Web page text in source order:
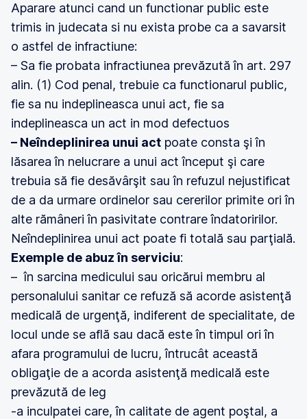
Aparare atunci cand un functionar public este
trimis in judecata si nu exista probe ca a savarsit
o astfel de infractiune:
– Sa fie probata infractiunea prevăzută în art. 297
alin. (1) Cod penal, trebuie ca functionarul public,
fie sa nu indeplineasca unui act, fie sa
indeplineasca un act in mod defectuos
– Neîndeplinirea unui act poate consta şi în
lăsarea în nelucrare a unui act început şi care
trebuia să fie desăvârşit sau în refuzul nejustificat
de a da urmare ordinelor sau cererilor primite ori în
alte rămâneri în pasivitate contrare îndatoririlor.
Neîndeplinirea unui act poate fi totală sau parţială.
Exemple de abuz în serviciu:
– în sarcina medicului sau oricărui membru al
personalului sanitar ce refuză să acorde asistenţă
medicală de urgenţă, indiferent de specialitate, de
locul unde se află sau dacă este în timpul ori în
afara programului de lucru, întrucât această
obligaţie de a acorda asistenţă medicală este
prevăzută de leg
-a inculpatei care, în calitate de agent poştal, a